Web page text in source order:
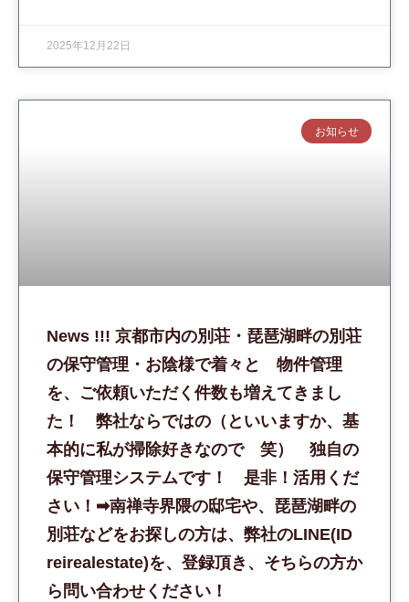
2025年12月22日
お知らせ
News !!! 京都市内の別荘・琵琶湖畔の別荘
の保守管理・お陰様で着々と 物件管理
を、ご依頼いただく件数も増えてきまし
た！ 弊社ならではの（といいますか、基
本的に私が掃除好きなので 笑） 独自の
保守管理システムです！ 是非！活用くだ
さい！➡︎南禅寺界隈の邸宅や、琵琶湖畔の
別荘などをお探しの方は、弊社のLINE(ID
reirealestate)を、登録頂き、そちらの方か
ら問い合わせください！